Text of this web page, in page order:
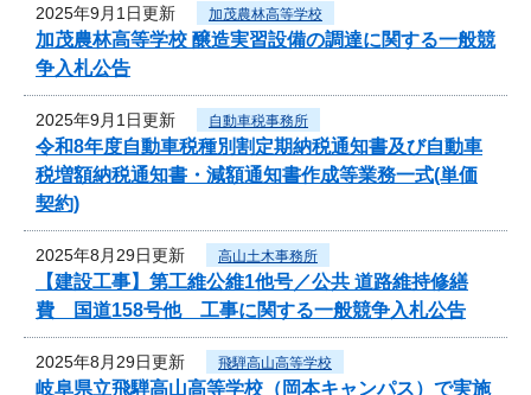
2025年9月1日更新 加茂農林高等学校
加茂農林高等学校 醸造実習設備の調達に関する一般競
争入札公告
2025年9月1日更新 自動車税事務所
令和8年度自動車税種別割定期納税通知書及び自動車
税増額納税通知書・減額通知書作成等業務一式(単価
契約)
2025年8月29日更新 高山土木事務所
【建設工事】第工維公維1他号／公共 道路維持修繕
費 国道158号他 工事に関する一般競争入札公告
2025年8月29日更新 飛騨高山高等学校
岐阜県立飛騨高山高等学校（岡本キャンパス）で実施